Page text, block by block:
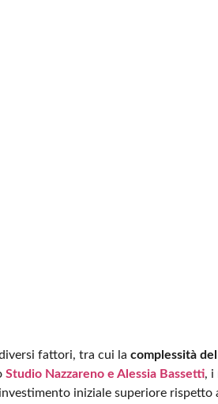
fattori, tra cui la complessità
Studio Nazzareno e Alessia Bassetti, i
iniziale superiore